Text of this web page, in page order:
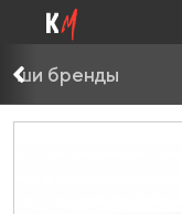
бренды